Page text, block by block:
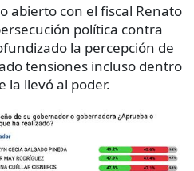
abierto con el fiscal Renato
política contra
la percepción de
tensiones incluso dentro
la llevó al poder.